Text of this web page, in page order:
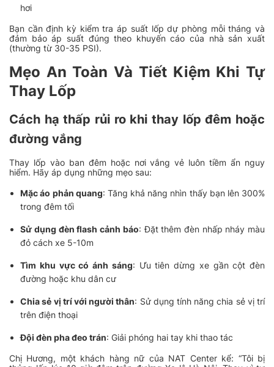
hơi
Bạn cần định kỳ kiểm tra áp suất lốp dự phòng mỗi tháng và
đảm bảo áp suất đúng theo khuyến cáo của nhà sản xuất
(thường từ 30-35 PSI).
Mẹo An Toàn Và Tiết Kiệm Khi Tự
Thay Lốp
Cách hạ thấp rủi ro khi thay lốp đêm hoặc
đường vắng
Thay lốp vào ban đêm hoặc nơi vắng vẻ luôn tiềm ẩn nguy
hiểm. Hãy áp dụng những mẹo sau:
Mặc áo phản quang: Tăng khả năng nhìn thấy bạn lên 300%
trong đêm tối
Sử dụng đèn flash cảnh báo: Đặt thêm đèn nhấp nháy màu
đỏ cách xe 5-10m
Tìm khu vực có ánh sáng: Ưu tiên dừng xe gần cột đèn
đường hoặc khu dân cư
Chia sẻ vị trí với người thân: Sử dụng tính năng chia sẻ vị trí
trên điện thoại
Đội đèn pha đeo trán: Giải phóng hai tay khi thao tác
Chị Hương, một khách hàng nữ của NAT Center kể: “Tôi bị